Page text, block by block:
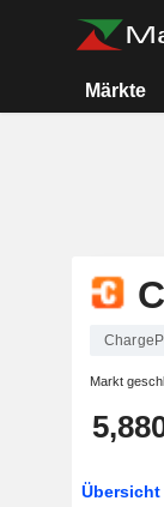
Märkte
Markt
Übersicht